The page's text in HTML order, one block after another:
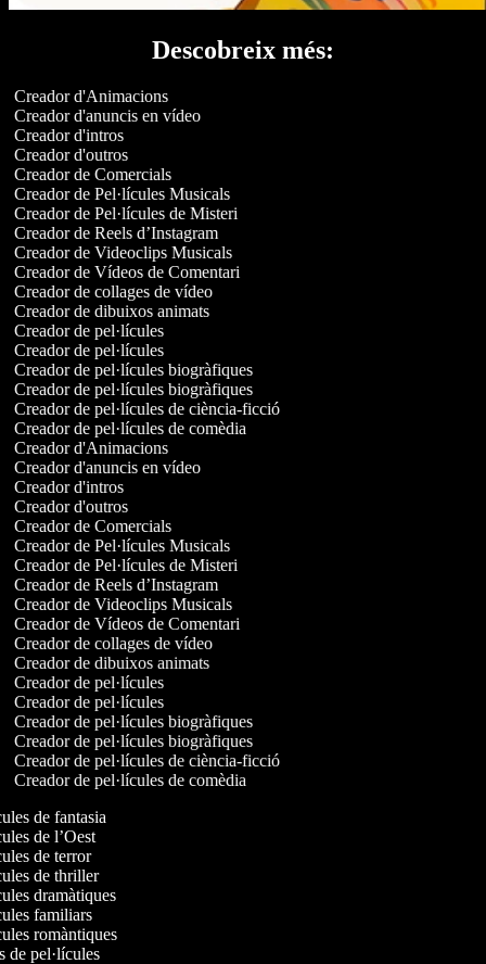
Descobreix més:
Creador d'Animacions
Creador d'anuncis en vídeo
Creador d'intros
Creador d'outros
Creador de Comercials
Creador de Pel·lícules Musicals
Creador de Pel·lícules de Misteri
Creador de Reels d’Instagram
Creador de Videoclips Musicals
Creador de Vídeos de Comentari
Creador de collages de vídeo
Creador de dibuixos animats
Creador de pel·lícules
Creador de pel·lícules
Creador de pel·lícules biogràfiques
Creador de pel·lícules biogràfiques
Creador de pel·lícules de ciència-ficció
Creador de pel·lícules de comèdia
Creador d'Animacions
Creador d'anuncis en vídeo
Creador d'intros
Creador d'outros
Creador de Comercials
Creador de Pel·lícules Musicals
Creador de Pel·lícules de Misteri
Creador de Reels d’Instagram
Creador de Videoclips Musicals
Creador de Vídeos de Comentari
Creador de collages de vídeo
Creador de dibuixos animats
Creador de pel·lícules
Creador de pel·lícules
Creador de pel·lícules biogràfiques
Creador de pel·lícules biogràfiques
Creador de pel·lícules de ciència-ficció
Creador de pel·lícules de comèdia
de fantasia
de l’Oest
de terror
de thriller
dramàtiques
familiars
romàntiques
de pel·lícules